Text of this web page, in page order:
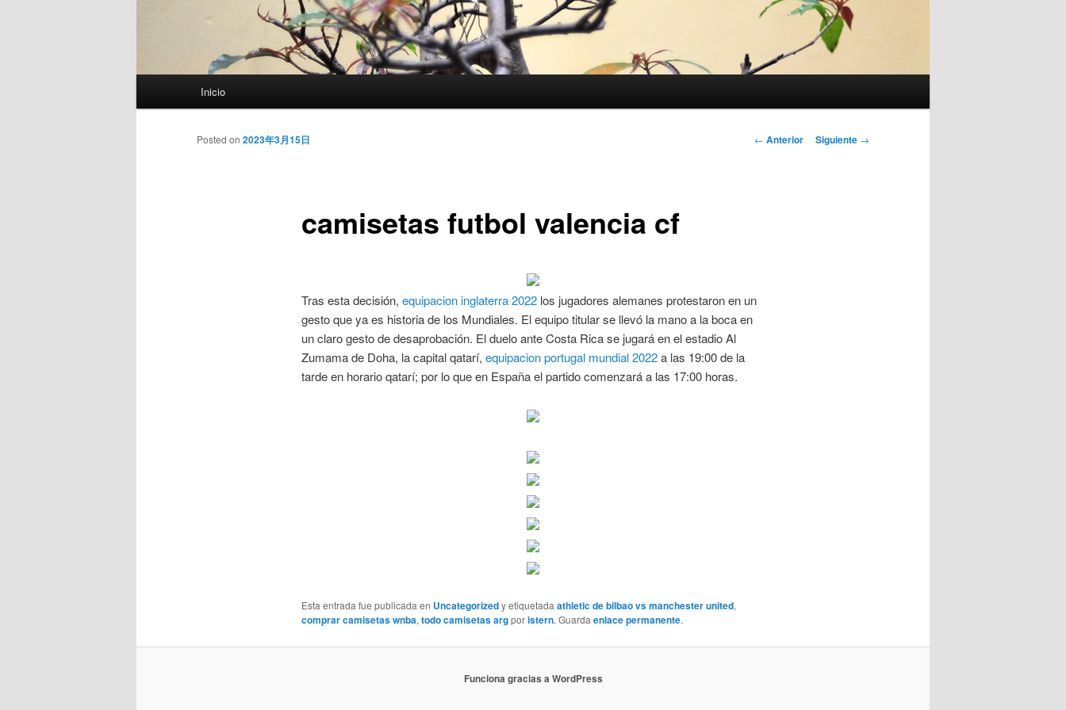
Inicio
Navegación
← Anterior Siguiente →
camisetas futbol valencia cf
Posted on 2023年3月15日
Tras esta decisión, equipacion inglaterra 2022los jugadores alemanes protestaron en un
gesto que ya es historia de los Mundiales. El equipo titular se llevó la mano a la boca en
un claro gesto de desaprobación. El duelo ante Costa Rica se jugará en el estadio Al
Zumama de Doha, la capital qatarí, equipacion portugal mundial 2022a las 19:00 de la
tarde en horario qatarí; por lo que en España el partido comenzará a las 17:00 horas.
Esta entrada fue publicada en Uncategorizedy etiquetadaathletic de bilbao vs manchester united,
comprar camisetas wnba,todo camisetas argporistern. Guardaenlace permanente.
Funciona gracias a WordPress